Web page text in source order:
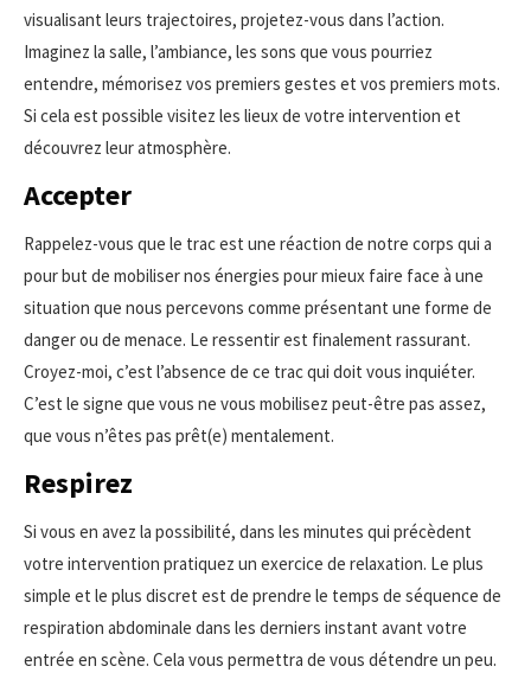
visualisant leurs trajectoires, projetez-vous dans l’action.
Imaginez la salle, l’ambiance, les sons que vous pourriez
entendre, mémorisez vos premiers gestes et vos premiers mots.
Si cela est possible visitez les lieux de votre intervention et
découvrez leur atmosphère.
Accepter
Rappelez-vous que le trac est une réaction de notre corps qui a
pour but de mobiliser nos énergies pour mieux faire face à une
situation que nous percevons comme présentant une forme de
danger ou de menace. Le ressentir est finalement rassurant.
Croyez-moi, c’est l’absence de ce trac qui doit vous inquiéter.
C’est le signe que vous ne vous mobilisez peut-être pas assez,
que vous n’êtes pas prêt(e) mentalement.
Respirez
Si vous en avez la possibilité, dans les minutes qui précèdent
votre intervention pratiquez un exercice de relaxation. Le plus
simple et le plus discret est de prendre le temps de séquence de
respiration abdominale dans les derniers instant avant votre
entrée en scène. Cela vous permettra de vous détendre un peu.